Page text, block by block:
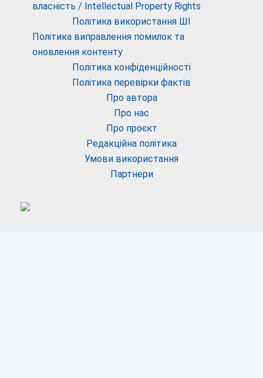
власність / Intellectual Property Rights
Політика використання ШІ
Політика виправлення помилок та
оновлення контенту
Політика конфіденційності
Політика перевірки фактів
Про автора
Про нас
Про проєкт
Редакційна політика
Умови використання
Партнери